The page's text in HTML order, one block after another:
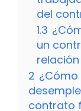
del
1.3
un
2
contrato